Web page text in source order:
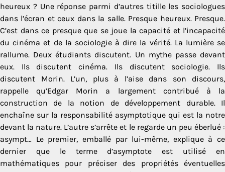
heureux ? Une réponse parmi d’autres titille les sociologues
dans l’écran et ceux dans la salle. Presque heureux. Presque.
C’est dans ce presque que se joue la capacité et l’incapacité
du cinéma et de la sociologie à dire la vérité. La lumière se
rallume. Deux étudiants discutent. Un mythe passe devant
eux. Ils discutent cinéma. Ils discutent sociologie. Ils
discutent Morin. L’un, plus à l’aise dans son discours,
rappelle qu’Edgar Morin a largement contribué à la
construction de la notion de développement durable. Il
enchaîne sur la responsabilité asymptotique qui est la notre
devant la nature. L’autre s’arrête et le regarde un peu éberlué :
asympt… Le premier, emballé par lui-même, explique à ce
dernier que le terme d’asymptote est utilisé en
mathématiques pour préciser des propriétés éventuelles